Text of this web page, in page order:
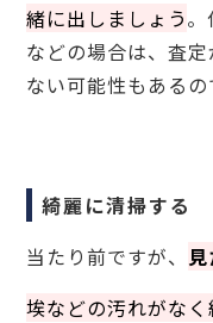
緒に出しましょう。
などの場合は、査
ない可能性もあるの
綺麗に清掃する
当たり前ですが、
埃などの汚れがな